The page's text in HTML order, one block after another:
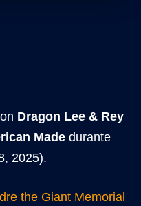
Dragon Lee & Rey
Made durante
2025).
the Giant Memorial